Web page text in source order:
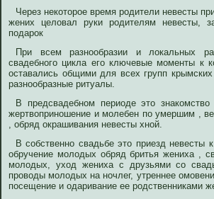
Через некоторое время родители невесты
жених целовал руки родителям невесты,
подарок
При всем разнообразии и локальных
свадебного цикла его ключевые моменты к
оставались общими для всех групп
разнообразные ритуалы.
В предсвадебном периоде это
жертвоприношение и молебен по умершим ,
, обряд окрашивания невесты хной.
В собственно свадьбе это приезд невесты
обручение молодых обряд бритья жениха ,
молодых, уход жениха с друзьями со
проводы молодых на ночлег, утреннее
посещение и одаривание ее родственниками